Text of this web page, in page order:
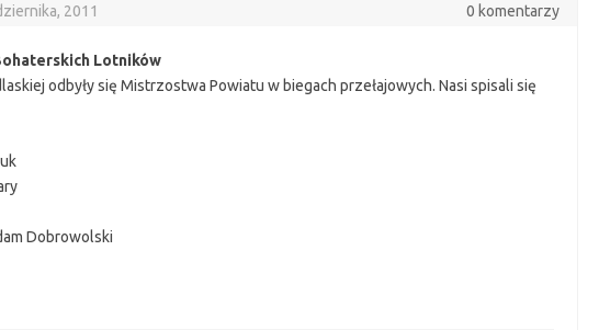
2011 0 komentarzy
Lotników
odbyły się Mistrzostwa Powiatu w biegach przełajowych. Nasi spisali się
Dobrowolski